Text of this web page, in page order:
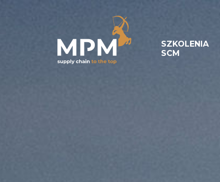
SZKOLENIA
SCM